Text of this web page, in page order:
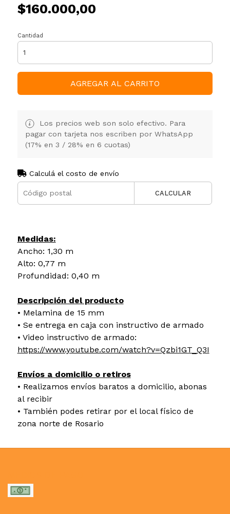
$160.000,00
Cantidad
AGREGAR AL CARRITO
Los precios web son solo efectivo. Para
pagar con tarjeta nos escriben por WhatsApp
(17% en 3 / 28% en 6 cuotas)
Calculá el costo de envío
CALCULAR
Medidas:
Ancho: 1,30 m
Alto: 0,77 m
Profundidad: 0,40 m
Descripción del producto
• Melamina de 15 mm
• Se entrega en caja con instructivo de armado
• Video instructivo de armado:
https://www.youtube.com/watch?v=Qzbi1GT_Q3I
Envíos a domicilio o retiros
• Realizamos envíos baratos a domicilio, abonas
al recibir
• También podes retirar por el local físico de
zona norte de Rosario